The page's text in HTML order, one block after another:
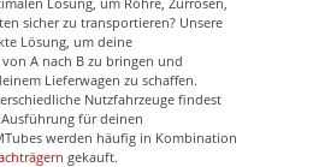
sicher zu transportieren? Unsere
Lösung, um deine
A nach B zu bringen und
Lieferwagen zu schaffen.
Nutzfahrzeuge findest
für deinen
werden häufig in Kombination
gekauft.